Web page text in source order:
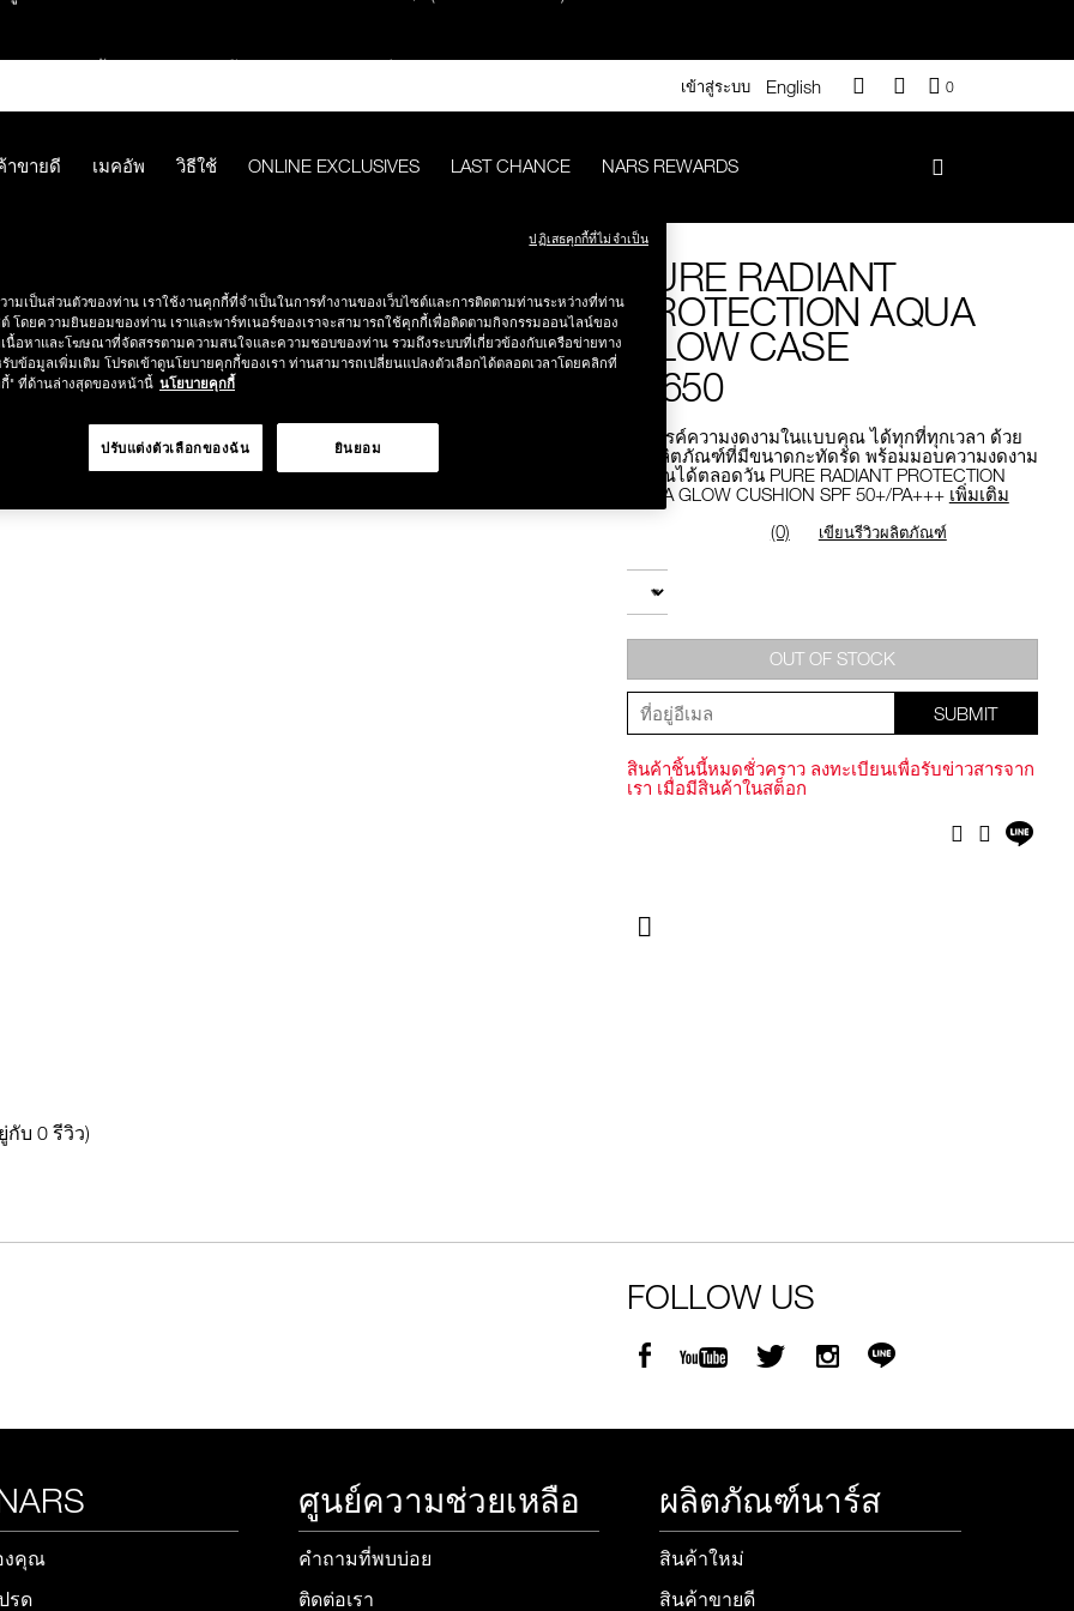
ช้อปครบ 2,500.- รับของสมนาคุณ มูลค่ารวม 850.-
ช้อป Insatiable Liquid Blush รับฟรี Finger Puff มูลค่า 250.-
Prismatic Powder รับฟรี Radiant Creamy Concealer 1.4 ml #Vanilla มูลค่า 700 .-
ในThe Petal Play Collection (ยกเว้น Serum Cushion Case) รับฟรี Giptok มูลค่า 690.-
เข้าสู่ระบบ English
QUANTITY
0
าขายดี เมคอัพ วิธีใช้ ONLINE EXCLUSIVES LAST CHANCE NARS REWARDS
PURE RADIANT
PROTECTION AQUA
GLOW CASE
฿ 650
รังสรรค์ความงดงามในแบบคุณ ได้ทุกที่ทุกเวลา ด้วย
ตัวผลิตภัณฑ์ที่มีขนาดกะทัดรัด พร้อมมอบความงดงาม
ให้คุณได้ตลอดวัน PURE RADIANT PROTECTION
AQUA GLOW CUSHION SPF 50+/PA+++ เพิ่มเติม
(0)
เขียนรีวิวผลิตภัณฑ์
to
cart
options
Actions
จำนวน
OUT OF STOCK
SUBMIT
สินค้าชิ้นนี้หมดชั่วคราว ลงทะเบียนเพื่อรับข่าวสารจาก
เรา เมื่อมีสินค้าในสต็อก
Facebook
Twitterแชร์
กับ 0 รีวิว)
FOLLOW US
งคุณ
รด
ศูนย์ความช่วยเหลือ
คำถามที่พบบ่อย
ติดต่อเรา
ผลิตภัณฑ์นาร์ส
สินค้าใหม่
สินค้าขายดี
วามเป็นส่วนตัวของท่าน เราใช้งานคุกกี้ที่จำเป็นในการทำงานของเว็บไซต์และการติดตามท่านระหว่างที่ท่าน
ต์ โดยความยินยอมของท่าน เราและพาร์ทเนอร์ของเราจะสามารถใช้คุกกี้เพื่อติดตามกิจกรรมออนไลน์ของ
นื้อหาและโฆษณาที่จัดสรรตามความสนใจและความชอบของท่าน รวมถึงระบบที่เกี่ยวข้องกับเครือข่ายทาง
บข้อมูลเพิ่มเติม โปรดเข้าดูนโยบายคุกกี้ของเรา ท่านสามารถเปลี่ยนแปลงตัวเลือกได้ตลอดเวลาโดยคลิกที่
กี้" ที่ด้านล่างสุดของหน้านี้ นโยบายคุกกี้
ยินยอม
ปรับแต่งตัวเลือกของฉัน
ปฏิเสธคุกกี้ที่ไม่จำเป็น